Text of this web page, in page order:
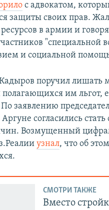
с адвокатом,
защиты своих прав.
в армии и
и социальной
поручил
им льгот,
заявлению
согласились
Возмущенный
узнал, что об
СМОТРИ ТАКЖЕ
Вместо